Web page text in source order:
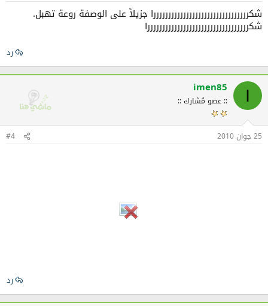
شكررررررررررررررررررررررررررررررررا جزيلاً على الوصفة روعة تهبل.
شكررررررررررررررررررررررررررررررررررا
رد
I
imen85
:: عضو مُشارك ::
25 جوان 2010 #4
رد